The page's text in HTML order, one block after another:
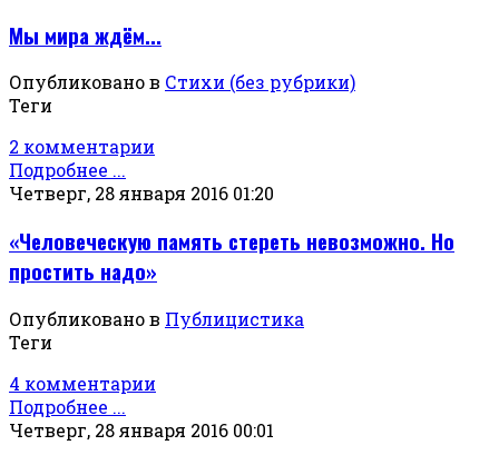
Мы мира ждём...
Опубликовано в Стихи (без рубрики)
Теги
2 комментарии
Подробнее ...
Четверг, 28 января 2016 01:20
«Человеческую память стереть невозможно. Но
простить надо»
Опубликовано в Публицистика
Теги
4 комментарии
Подробнее ...
Четверг, 28 января 2016 00:01